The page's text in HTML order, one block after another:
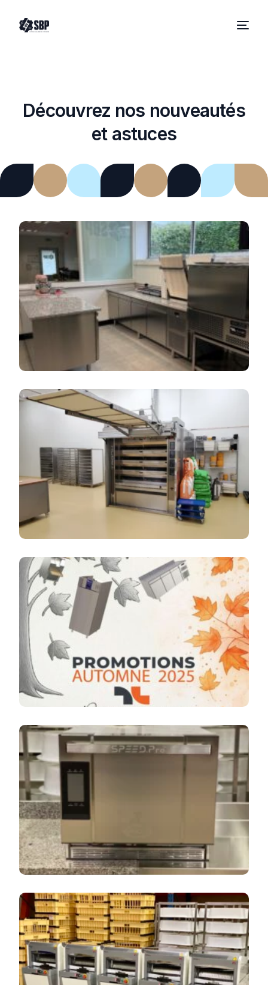
Découvrez nos nouveautés
et astuces
Découvrez Le Labo Des Talents !
Nouveau Laboratoire – Saint Malo
Promotions Automne 2025 – PVLAB
Le Développement Du Snacking En
Boulangerie : Une Tendance En Plein Essor
Offrez Le Meilleur Tranchage À Vos
Clients